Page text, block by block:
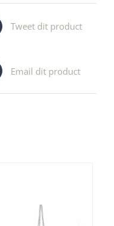
Tweet dit product
Email dit product